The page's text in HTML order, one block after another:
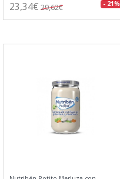
23,34€ 29,62€ - 21%